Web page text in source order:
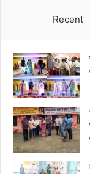
Recent